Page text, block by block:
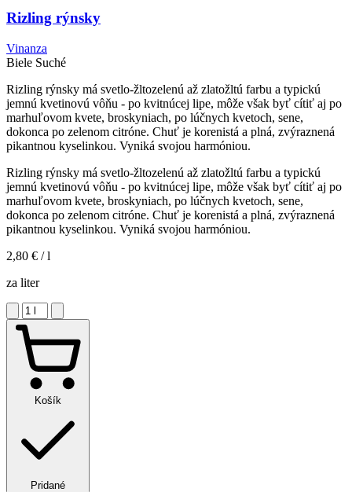
Rizling rýnsky
Vinanza
Biele Suché
Rizling rýnsky má svetlo-žltozelenú až zlatožltú farbu a typickú
jemnú kvetinovú vôňu - po kvitnúcej lipe, môže však byť cítiť aj po
marhuľovom kvete, broskyniach, po lúčnych kvetoch, sene,
dokonca po zelenom citróne. Chuť je korenistá a plná, zvýraznená
pikantnou kyselinkou. Vyniká svojou harmóniou.
Rizling rýnsky má svetlo-žltozelenú až zlatožltú farbu a typickú
jemnú kvetinovú vôňu - po kvitnúcej lipe, môže však byť cítiť aj po
marhuľovom kvete, broskyniach, po lúčnych kvetoch, sene,
dokonca po zelenom citróne. Chuť je korenistá a plná, zvýraznená
pikantnou kyselinkou. Vyniká svojou harmóniou.
2,80 € / l
za liter
Košík
Pridané